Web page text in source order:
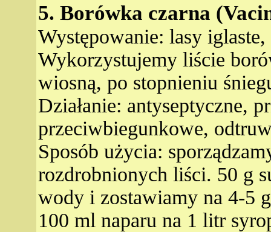
5. Borówka czarna
Występowanie: lasy
Wykorzystujemy liście
wiosną, po stopnieniu
Działanie: antyseptyczne,
przeciwbiegunkowe,
Sposób użycia:
rozdrobnionych liści. 50 g
wody i zostawiamy na 4-5
100 ml naparu na 1 litr